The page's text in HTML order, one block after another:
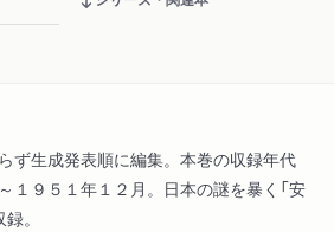
ず生成発表順に編集。本巻の収録年代
１９５１年１２月。日本の謎を暴く「安
。